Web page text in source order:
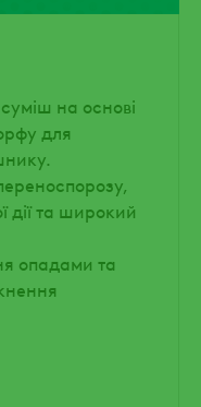
на основі
для
дії та широкий
опадами та